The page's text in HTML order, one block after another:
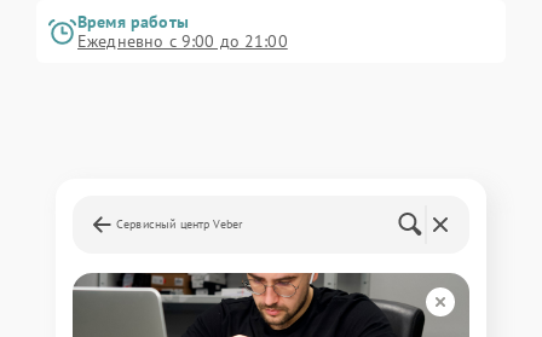
Время работы
Ежедневно с 9:00 до 21:00
Сервисный центр Veber